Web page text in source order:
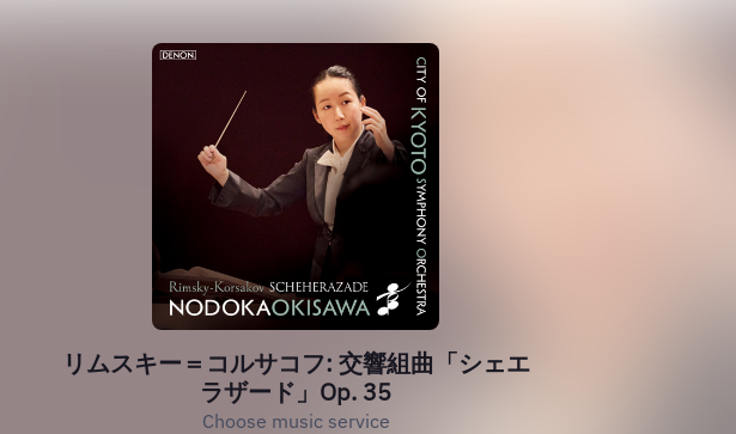
リムスキー＝コルサコフ: 交響組曲「シェエ
ラザード」Op. 35
Choose music service